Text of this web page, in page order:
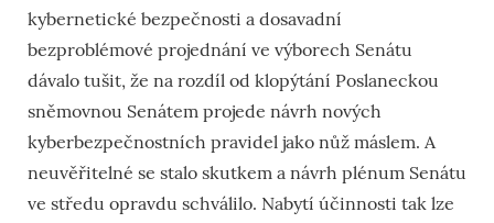
kybernetické bezpečnosti a dosavadní
bezproblémové projednání ve výborech Senátu
dávalo tušit, že na rozdíl od klopýtání Poslaneckou
sněmovnou Senátem projede návrh nových
kyberbezpečnostních pravidel jako nůž máslem. A
neuvěřitelné se stalo skutkem a návrh plénum Senátu
ve středu opravdu schválilo. Nabytí účinnosti tak lze